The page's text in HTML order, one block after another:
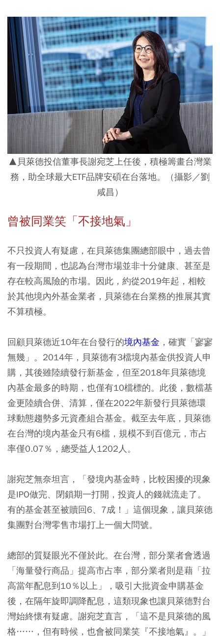
▲貝萊德投信董事長謝宛芝上任後，積極籌畫台灣業
務，助全球最大ETF品牌安碩在台落地。（攝影／劉
咸昌）
曾被同業笑「不接地氣」
不只投資人有疑慮，在貝萊德集團總部眼中，過去曾
有一段期間，也認為台灣市場並非十分健康、甚至是
存在較高風險的市場。因此，約從2019年起，相較
於其他境內外基金業者，貝萊德在台業務的推展其實
不算積極。
回顧貝萊德近10年在台發行的境內基金 ，確實「寥寥
無幾」。2014年，貝萊德有3檔境內基金供投資人申
購，其後雖陸續發行新基金，但至2018年貝萊德境
內基金最多的時期，也僅有10檔標的。此後，數檔基
金更陸續合併、清算，僅在2022年新發行貝萊德環
球動態趨勢多元資產組合基金。截至去年底，貝萊德
在台灣的境內基金只有6檔，規模不到百億元，市占
率僅0.07％，總受益人1202人。
謝宛芝無奈坦言，「發境內基金時，比較困擾的現象
是IPO做完、閉鎖期一打開，投資人的錢就流走了。
有的基金甚至被贖回6、7成！」這個現象，讓貝萊德
集團對台灣零售市場打上一個大問號。
總部的質疑眼光不僅於此。在台灣，部分業者會透過
「海量發行商品」提高市占率，部分業者則是藉「拉
高當年配息到10％以上」，吸引大批資金申購基金
後，在隔年旋即調降配息，這類現象也讓貝萊德對台
灣始終懷有疑慮。謝宛芝直言，「這不是貝萊德的風
格……，但有時候，也會被同業笑『不接地氣』。」